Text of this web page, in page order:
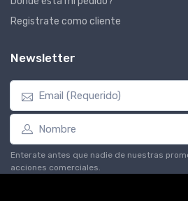
Registrate como cliente
Newsletter
Enterate antes que nadie de nuestras
acciones comerciales.